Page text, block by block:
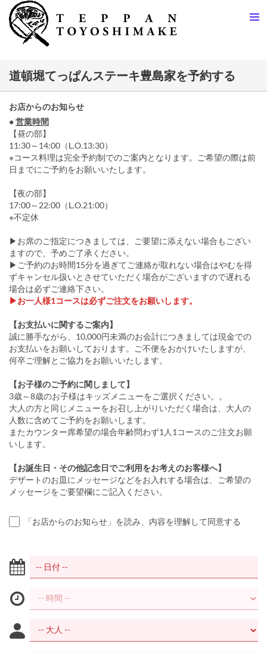
道頓堀てっぱんステーキ豊島家を予約する
お店からのお知らせ
●営業時間
【昼の部】
11:30～14:00（L.O.13:30）
※コース料理は完全予約制でのご案内となります。ご希望の際は前
日までにご予約をお願いいたします。
【夜の部】
17:00～22:00（L.O.21:00）
※不定休
▶お席のご指定につきましては、ご要望に添えない場合もござい
ますので、予めご了承ください。
▶ご予約のお時間15分を過ぎてご連絡が取れない場合はやむを得
ずキャンセル扱いとさせていただく場合がございますので遅れる
場合は必ずご連絡下さい。
▶お一人様1コースは必ずご注文をお願いします。
【お支払いに関するご案内】
誠に勝手ながら、10,000円未満のお会計につきましては現金での
お支払いをお願いしております。ご不便をおかけいたしますが、
何卒ご理解とご協力をお願いいたします。
【お子様のご予約に関しまして】
3歳～8歳のお子様はキッズメニューをご選択ください。。
大人の方と同じメニューをお召し上がりいただく場合は、大人の
人数に含めてご予約をお願いします。
またカウンター席希望の場合年齢問わず1人1コースのご注文お願
いします。
【お誕生日・その他記念日でご利用をお考えのお客様へ】
デザートのお皿にメッセージなどをお入れする場合は、ご希望の
メッセージをご要望欄にご記入ください。
「お店からのお知らせ」を読み、内容を理解して同意する